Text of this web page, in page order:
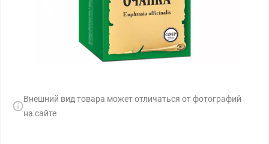
Внешний вид товара может отличаться от фотографий
на сайте